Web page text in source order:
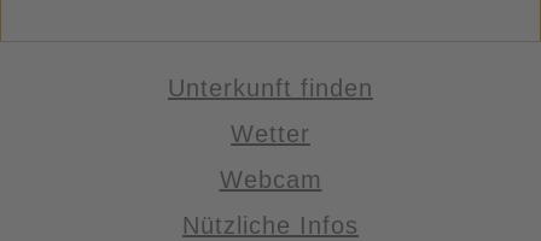
Unterkunft finden
Wetter
Webcam
Nützliche Infos